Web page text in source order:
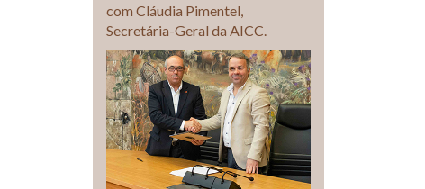
com Cláudia Pimentel,
Secretária-Geral da AICC.